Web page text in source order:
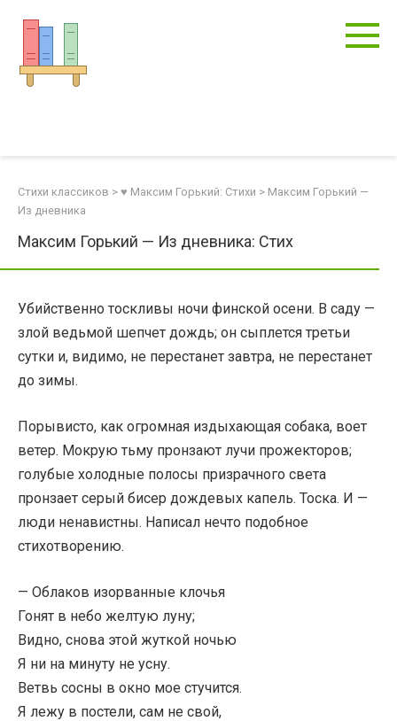
контенту
Стихи классиков > ♥ Максим Горький: Стихи > Максим Горький —
Из дневника
Максим Горький — Из дневника: Стих
Убийственно тоскливы ночи финской осени. В саду —
злой ведьмой шепчет дождь; он сыплется третьи
сутки и, видимо, не перестанет завтра, не перестанет
до зимы.
Порывисто, как огромная издыхающая собака, воет
ветер. Мокрую тьму пронзают лучи прожекторов;
голубые холодные полосы призрачного света
пронзает серый бисер дождевых капель. Тоска. И —
люди ненавистны. Написал нечто подобное
стихотворению.
— Облаков изорванные клочья
Гонят в небо желтую луну;
Видно, снова этой жуткой ночью
Я ни на минуту не усну.
Ветвь сосны в окно мое стучится.
Я лежу в постели, сам не свой,